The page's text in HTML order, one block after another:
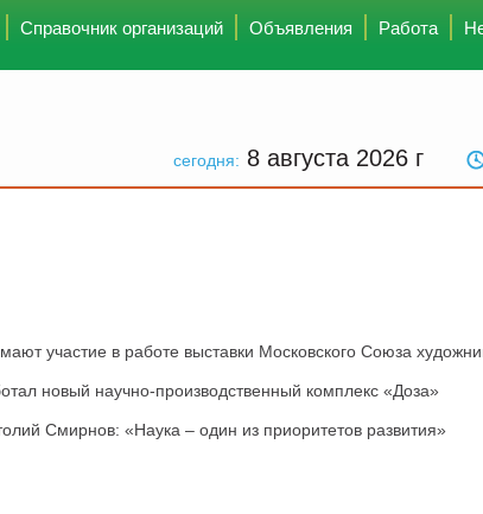
Справочник организаций Объявления Работа
сегодня: 8 августа 2026 г
участие в работе выставки Московского Союза
новый научно-производственный комплекс «Доза»
Смирнов: «Наука – один из приоритетов развития»